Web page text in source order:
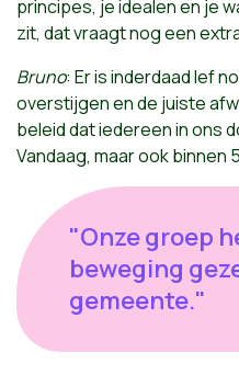
principes, je idealen en je
zit, dat vraagt nog een
Bruno: Er is inderdaad lef
overstijgen en de juiste
beleid dat iedereen in ons
Vandaag, maar ook binnen
"Onze groep
beweging
gemeente."